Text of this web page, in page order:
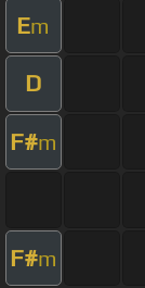
Em
D
F#m
F#m